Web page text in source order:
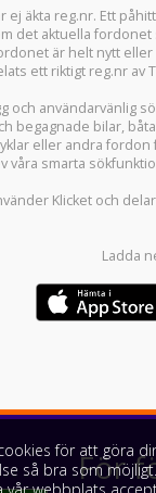
ej äkta reg.nr. Ett
det aktuella fordonet
är helt nytt
ett riktigt reg.nr av
och användarvänlig
begagnade bilar,
eller andra fordon
våra smarta
Klicket och
Ladda
För
för att göra
så bra som